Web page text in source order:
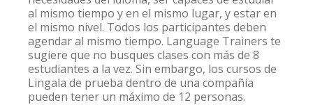
al mismo tiempo y en el mismo lugar, y estar en
el mismo nivel. Todos los participantes deben
agendar al mismo tiempo. Language Trainers te
sugiere que no busques clases con más de 8
estudiantes a la vez. Sin embargo, los cursos de
Lingala de prueba dentro de una compañía
pueden tener un máximo de 12 personas.